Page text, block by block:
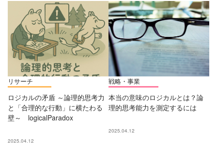
リサーチ
ロジカルの矛盾 ～論理的思考力
と「合理的な行動」に横たわる
壁～ logicalParadox
2025.04.12
戦略・事業
本当の意味のロジカルとは？論
理的思考能力を測定するには
2025.04.12